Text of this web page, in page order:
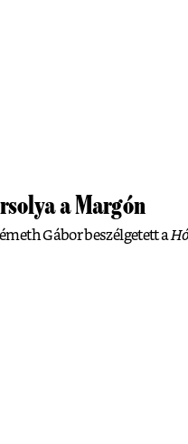
a Margón
Gábor beszélgetett a